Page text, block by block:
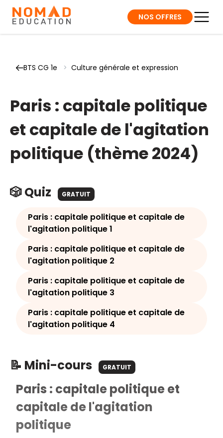
NOS OFFRES
BTS CG 1e > Culture générale et expression
Paris : capitale politique
et capitale de l'agitation
politique (thème 2024)
🎲 Quiz GRATUIT
Paris : capitale politique et capitale de
l'agitation politique 1
Paris : capitale politique et capitale de
l'agitation politique 2
Paris : capitale politique et capitale de
l'agitation politique 3
Paris : capitale politique et capitale de
l'agitation politique 4
📝 Mini-cours GRATUIT
Paris : capitale politique et
capitale de l'agitation
politique